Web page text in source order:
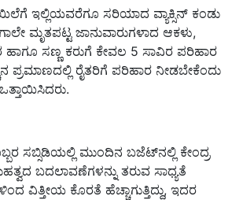
ಇಲ್ಲಿಯವರೆಗೂ ಸರಿಯಾದ ವ್ಯಾಕ್ಸಿನ್ ಕಂಡು
ಮೃತಪಟ್ಟ ಜಾನುವಾರುಗಳಾದ ಆಕಳು,
ಹಾಗೂ ಸಣ್ಣ ಕರುಗೆ ಕೇವಲ 5 ಸಾವಿರ ಪರಿಹಾರ
ಪ್ರಮಾಣದಲ್ಲಿ ರೈತರಿಗೆ ಪರಿಹಾರ ನೀಡಬೇಕೆಂದು
ಸಬ್ಸಿಡಿಯಲ್ಲಿ ಮುಂದಿನ ಬಜೆಟ್‌ನಲ್ಲಿ ಕೇಂದ್ರ
ಬದಲಾವಣೆಗಳನ್ನು ತರುವ ಸಾಧ್ಯತೆ
ವಿತ್ತೀಯ ಕೊರತೆ ಹೆಚ್ಚಾಗುತ್ತಿದ್ದು, ಇದರ